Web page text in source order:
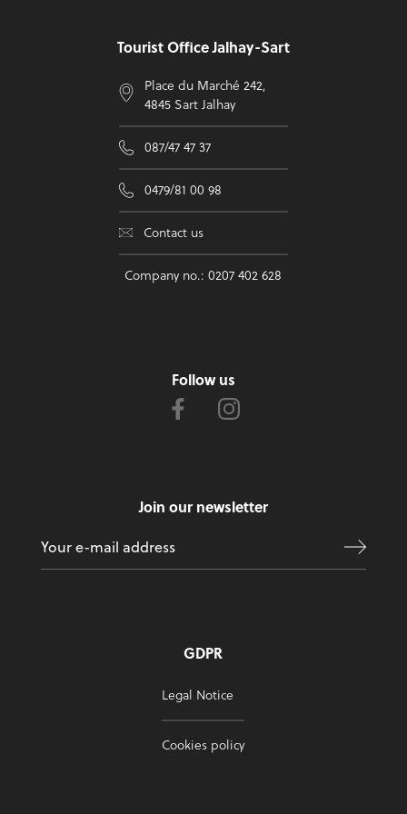
Tourist Office Jalhay-Sart
Place du Marché 242,
4845 Sart Jalhay
087/47 47 37
0479/81 00 98
Contact us
Company no.: 0207 402 628
Follow us
Join our newsletter
GDPR
Legal Notice
Cookies policy